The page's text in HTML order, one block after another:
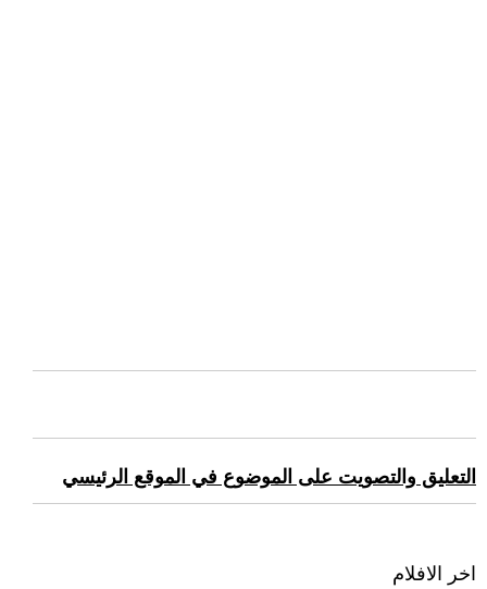
التعليق والتصويت على الموضوع في الموقع الرئيسي
اخر الافلام